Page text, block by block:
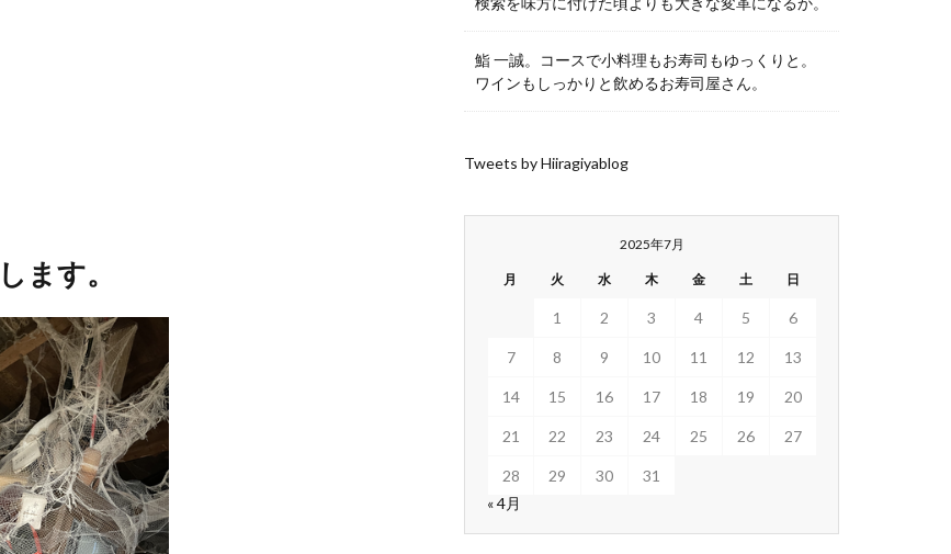
ます。
鮨 一誠。コースで小料理もお寿司もゆっくりと。
ワインもしっかりと飲めるお寿司屋さん。
Tweets by Hiiragiyablog
2025年7月
月 火 水 木 金 土 日
1 2 3 4 5 6
7 8 9 10 11 12 13
14 15 16 17 18 19 20
21 22 23 24 25 26 27
28 29 30
31
« 4月